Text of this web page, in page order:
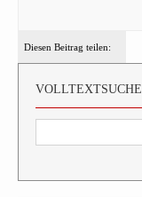
Diesen Beitrag teilen:
VOLLTEXTSUCHE